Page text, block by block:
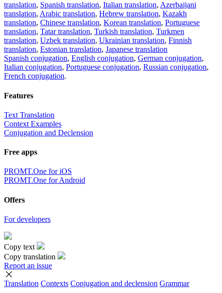
translation, Spanish translation, Italian translation, Azerbaijani
translation, Arabic translation, Hebrew translation, Kazakh
translation, Chinese translation, Korean translation, Portuguese
translation, Tatar translation, Turkish translation, Turkmen
translation, Uzbek translation, Ukrainian translation, Finnish
translation, Estonian translation, Japanese translation
Spanish conjugation, English conjugation, German conjugation,
Italian conjugation, Portuguese conjugation, Russian conjugation,
French conjugation.
Features
Text Translation
Context Examples
Conjugation and Declension
Free apps
PROMT.One for iOS
PROMT.One for Android
Offers
For developers
Copy text
Copy translation
Report an issue
Translation Contexts Conjugation and declension Grammar